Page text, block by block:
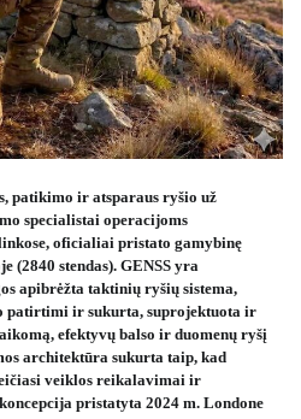
patikimo ir atsparaus ryšio už
specialistai operacijoms
oficialiai pristato gamybinę
(2840 stendas). GENSS yra
apibrėžta taktinių ryšių sistema,
patirtimi ir sukurta, suprojektuota ir
efektyvų balso ir duomenų ryšį
architektūra sukurta taip, kad
veiklos reikalavimai ir
pristatyta 2024 m. Londone